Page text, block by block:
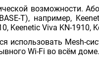
возможности.
T), например,
Keenetic Viva KN-1910,
использовать Mesh-
Wi-Fi во всём доме.